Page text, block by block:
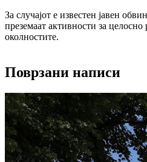
За случајот е известен јавен
преземаат активности за целосно
околностите.
Поврзани написи